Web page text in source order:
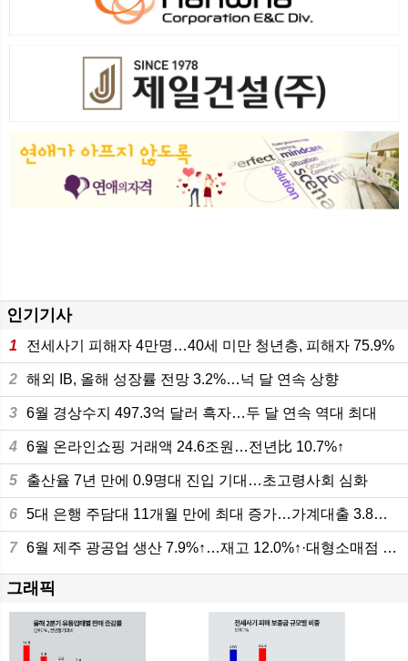
인기기사
1 전세사기 피해자 4만명…40세 미만 청년층, 피해자 75.9%
2 해외 IB, 올해 성장률 전망 3.2%…넉 달 연속 상향
3 6월 경상수지 497.3억 달러 흑자…두 달 연속 역대 최대
4 6월 온라인쇼핑 거래액 24.6조원…전년比 10.7%↑
5 출산율 7년 만에 0.9명대 진입 기대…초고령사회 심화
6 5대 은행 주담대 11개월 만에 최대 증가…가계대출 3.8조원 늘어
7 6월 제주 광공업 생산 7.9%↑…재고 12.0%↑·대형소매점 판매 10.8%
그래픽